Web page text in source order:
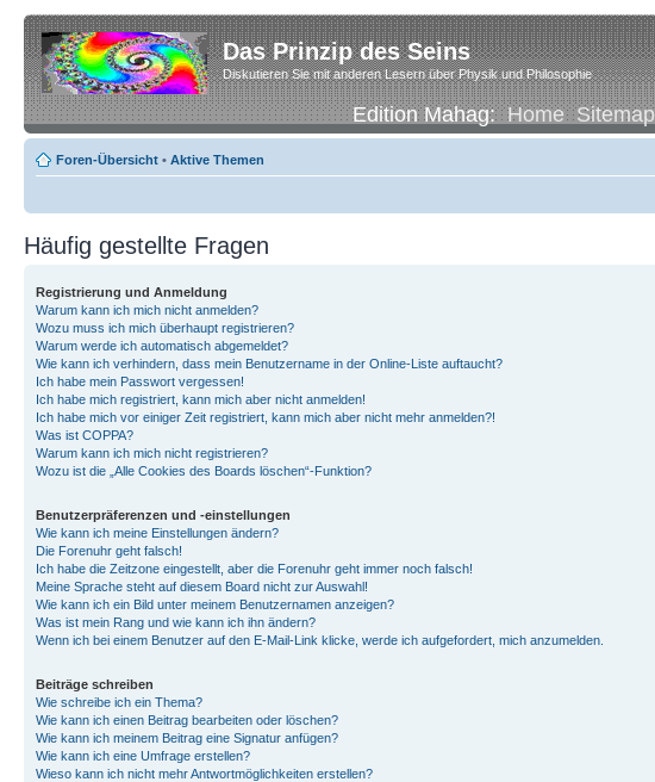
Das Prinzip des Seins
Diskutieren Sie mit anderen Lesern über Physik und Philosophie
Edition Mahag:Home Sitemap
Foren-Übersicht • Aktive Themen
Häufig gestellte Fragen
Registrierung und Anmeldung
Warum kann ich mich nicht anmelden?
Wozu muss ich mich überhaupt registrieren?
Warum werde ich automatisch abgemeldet?
Wie kann ich verhindern, dass mein Benutzername in der Online-Liste auftaucht?
Ich habe mein Passwort vergessen!
Ich habe mich registriert, kann mich aber nicht anmelden!
Ich habe mich vor einiger Zeit registriert, kann mich aber nicht mehr anmelden?!
Was ist COPPA?
Warum kann ich mich nicht registrieren?
Wozu ist die „Alle Cookies des Boards löschen“-Funktion?
Benutzerpräferenzen und -einstellungen
Wie kann ich meine Einstellungen ändern?
Die Forenuhr geht falsch!
Ich habe die Zeitzone eingestellt, aber die Forenuhr geht immer noch falsch!
Meine Sprache steht auf diesem Board nicht zur Auswahl!
Wie kann ich ein Bild unter meinem Benutzernamen anzeigen?
Was ist mein Rang und wie kann ich ihn ändern?
Wenn ich bei einem Benutzer auf den E-Mail-Link klicke, werde ich aufgefordert, mich anzumelden.
Beiträge schreiben
Wie schreibe ich ein Thema?
Wie kann ich einen Beitrag bearbeiten oder löschen?
Wie kann ich meinem Beitrag eine Signatur anfügen?
Wie kann ich eine Umfrage erstellen?
Wieso kann ich nicht mehr Antwortmöglichkeiten erstellen?